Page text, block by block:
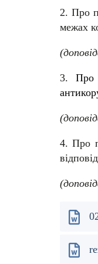
2. Про
межах
3.Про
4. Про